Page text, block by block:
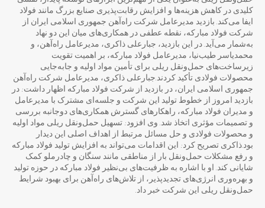
کلیدی در کاهش هزینه‌ها و افزایش رقابت‌پذیری صنایع بزرگ مانند فولاد
ایفا می‌کند. بازدید مدیرعامل شرکت راه‌آهن جمهوری اسلامی ایران از
شرکت فولاد مبارکه، نقطه عطفی در همکاری‌های میان این دو نهاد
به‌شمار می‌آید. در این بازدید، جبارعلی ذاکری، مدیرعامل راه‌آهن، و
محمدیاسر طیب‌نیا، مدیرعامل فولاد مبارکه، بر اهمیت تقویت
زیرساخت‌های حمل‌ونقل ریلی برای تأمین مواد اولیه و جابه‌جایی
محصولات فولادی تأکید کردند.جبارعلی ذاکری، مدیرعامل شرکت راه‌آهن
جمهوری اسلامی ایران، در بازدید از شرکت فولاد مبارکه اظهار داشت: در
بازدید امروز از خطوط تولید این شرکت و جلسه‌ای مشترک با مدیرعامل
و مدیران فولاد مبارکه، راهکارهای گسترش همکاری‌های دوجانبه بررسی
و تصمیمات مؤثری اتخاذ شد. وی افزود: تسهیل حمل‌ونقل ریلی مواد اولیه
و محصولات فولادی و حل مسائل مرتبط از اهداف اصلی این دیدار
بود.ذاکری تصریح کرد: این اقدامات می‌تواند به افزایش تولید فولاد مبارکه
و رفع مشکلات حمل‌ونقل بار از مناطقی مانند سنگان و چادرملو کمک
شایانی کند. او با اشاره به ظرفیت‌های بی‌نظیر فولاد مبارکه در حوزه تولید
و بهره‌وری انرژی‌های تجدیدپذیر، از تلاش‌های راه‌آهن برای بهبود شرایط
حمل‌ونقل ریلی این شرکت خبر داد.